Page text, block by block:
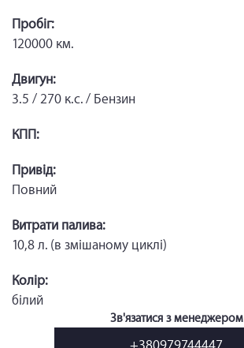
Пробіг:
120000 км.
Двигун:
3.5 / 270 к.с. / Бензин
КПП:
Привід:
Повний
Витрати палива:
10,8 л. (в змішаному циклі)
Колір:
білий
Зв'язатися з менеджером